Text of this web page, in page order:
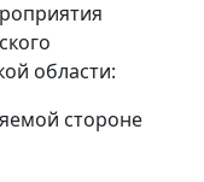
области:
стороне